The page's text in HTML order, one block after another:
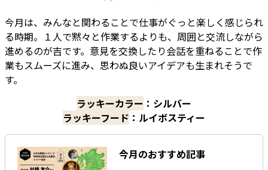
今月は、みんなと関わることで仕事がぐっと楽しく感じられ
る時期。１人で黙々と作業するよりも、周囲と交流しながら
進めるのが吉です。意見を交換したり会話を重ねることで作
業もスムーズに進み、思わぬ良いアイデアも生まれそうで
す。
ラッキーカラー ：シルバー
ラッキーフード ：ルイボスティー
今月のおすすめ記事